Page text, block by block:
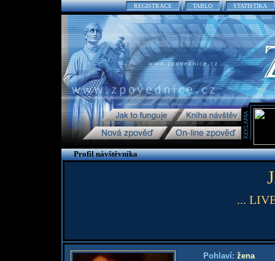
REGISTRACE TABLO STATISTIKA
Profil návštěvníka
...
Pohlaví: žena